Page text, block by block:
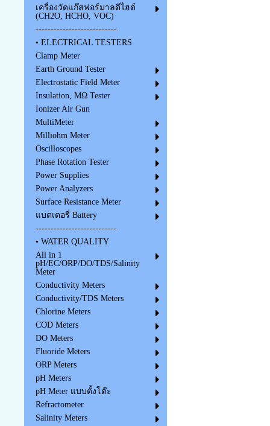
เครื่องวัดแก๊สฟอร์มาลดีไฮด์
(CH2O, HCHO, VOC)
---------------------------
• ELECTRICAL TESTERS
Clamp Meter
Earth Ground Tester
Electrostatic Field Meter
Insulation, MΩ Tester
Ionizer Air Gun
MultiMeter
Milliohm Meter
Oscilloscopes
Phase Rotation Tester
Power Supplies
Power Analyzers
Surface Resistance Meter
แบตเตอรี่ Battery
---------------------------
• WATER QUALITY
All in 1
pH/EC/ORP/DO/TDS/Salinity
Meter
Conductivity Meters
Conductivity/TDS Meters
Chlorine Meters
COD Meters
DO Meters
Fluoride Meters
ORP Meters
pH Meters
pH Meter แบบตั้งโต๊ะ
Refractometer
Salinity Meters